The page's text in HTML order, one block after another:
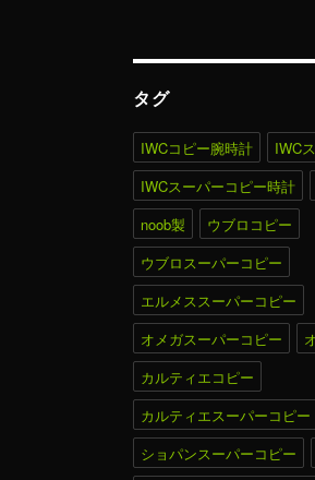
タグ
IWCコピー腕時計
IWC
IWCスーパーコピー時計
noob製
ウブロコピー
ウブロスーパーコピー
エルメススーパーコピー
オメガスーパーコピー
カルティエコピー
カルティエスーパーコピー
ショパンスーパーコピー